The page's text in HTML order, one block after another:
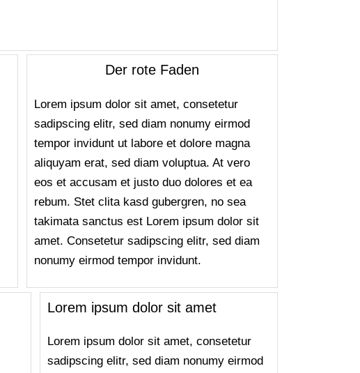
Der rote Faden
Lorem ipsum dolor sit amet, consetetur
sadipscing elitr, sed diam nonumy eirmod
tempor invidunt ut labore et dolore magna
aliquyam erat, sed diam voluptua. At vero
eos et accusam et justo duo dolores et ea
rebum. Stet clita kasd gubergren, no sea
takimata sanctus est Lorem ipsum dolor sit
amet. Consetetur sadipscing elitr, sed diam
nonumy eirmod tempor invidunt.
Lorem ipsum dolor sit amet
Lorem ipsum dolor sit amet, consetetur
sadipscing elitr, sed diam nonumy eirmod